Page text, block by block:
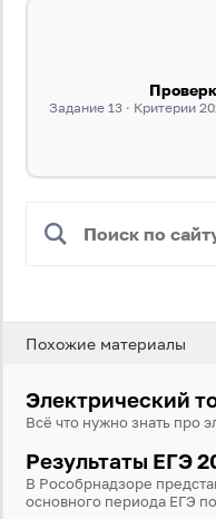
Задание 13 · Критерии
Похожие материалы
Электрический
Всё что нужно знать про
Результаты ЕГЭ
В Рособрнадзоре
основного периода ЕГЭ